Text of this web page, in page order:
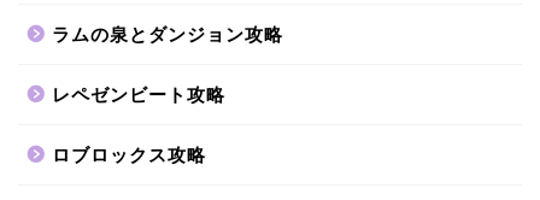
ラムの泉とダンジョン攻略
レペゼンビート攻略
ロブロックス攻略